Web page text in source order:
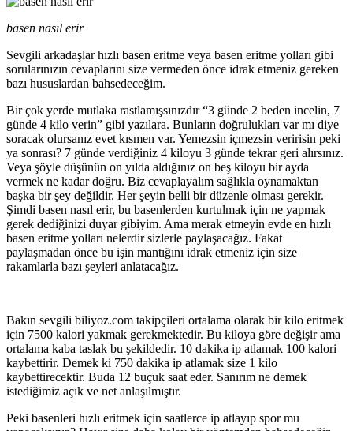
basen nasıl erir
Sevgili arkadaşlar hızlı basen eritme veya basen eritme yolları gibi
sorularınızın cevaplarını size vermeden önce idrak etmeniz gereken
bazı hususlardan bahsedeceğim.
Bir çok yerde mutlaka rastlamışsınızdır “3 günde 2 beden incelin, 7
günde 4 kilo verin” gibi yazılara. Bunların doğrulukları var mı diye
soracak olursanız evet kısmen var. Yemezsin içmezsin veririsin peki
ya sonrası? 7 günde verdiğiniz 4 kiloyu 3 günde tekrar geri alırsınız.
Veya şöyle düşünün on yılda aldığınız on beş kiloyu bir ayda
vermek ne kadar doğru. Biz cevaplayalım sağlıkla oynamaktan
başka bir şey değildir. Her şeyin belli bir düzenle olması gerekir.
Şimdi basen nasıl erir, bu basenlerden kurtulmak için ne yapmak
gerek dediğinizi duyar gibiyim. Ama merak etmeyin evde en hızlı
basen eritme yolları nelerdir sizlerle paylaşacağız. Fakat
paylaşmadan önce bu işin mantığını idrak etmeniz için size
rakamlarla bazı şeyleri anlatacağız.
Bakın sevgili biliyoz.com takipçileri ortalama olarak bir kilo eritmek
için 7500 kalori yakmak gerekmektedir. Bu kiloya göre değişir ama
ortalama kaba taslak bu şekildedir. 10 dakika ip atlamak 100 kalori
kaybettirir. Demek ki 750 dakika ip atlamak size 1 kilo
kaybettirecektir. Buda 12 buçuk saat eder. Sanırım ne demek
istediğimiz açık ve net anlaşılmıştır.
Peki basenleri hızlı eritmek için saatlerce ip atlayıp spor mu